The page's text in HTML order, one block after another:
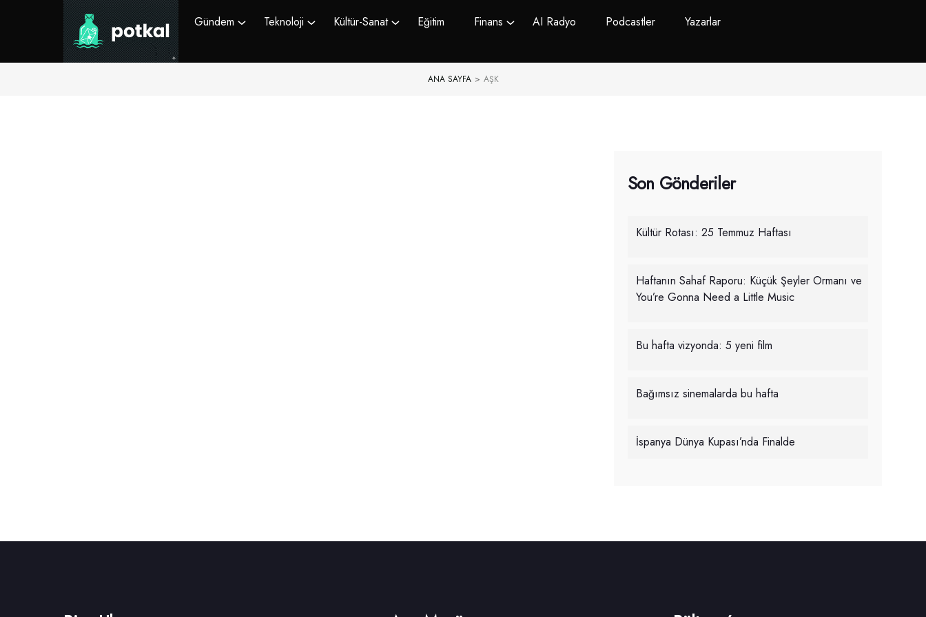
Gündem Teknoloji Kültür-Sanat Eğitim Finans AI Radyo Podcastler Yazarlar
ANA SAYFA > AŞK
Son Gönderiler
Kültür Rotası: 25 Temmuz Haftası
Haftanın Sahaf Raporu: Küçük Şeyler Ormanı ve
You’re Gonna Need a Little Music
Bu hafta vizyonda: 5 yeni film
Bağımsız sinemalarda bu hafta
İspanya Dünya Kupası’nda Finalde